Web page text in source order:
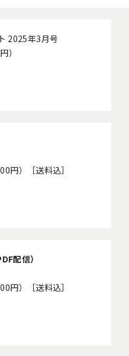
2025年3月号
）
円）［送料込］
配信）
円）［送料込］